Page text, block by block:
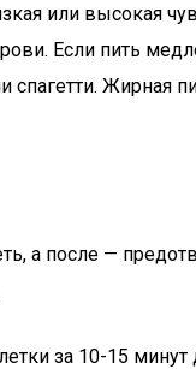
или высокая
Если пить
Жирная
а после —
за 10-15